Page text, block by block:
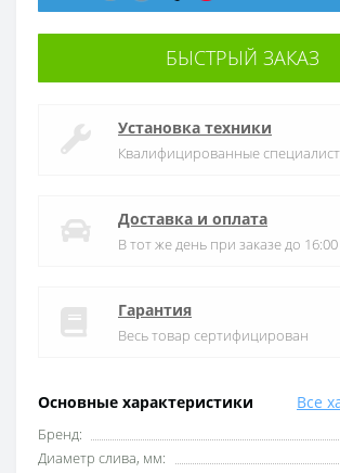
Основные характеристики Все
Бренд:
Диаметр слива, мм:
БЫСТРЫЙ ЗАКАЗ
Установка техники
Квалифицированные
Доставка и оплата
В тот же день при заказе до 16:00
Гарантия
Весь товар сертифицирован